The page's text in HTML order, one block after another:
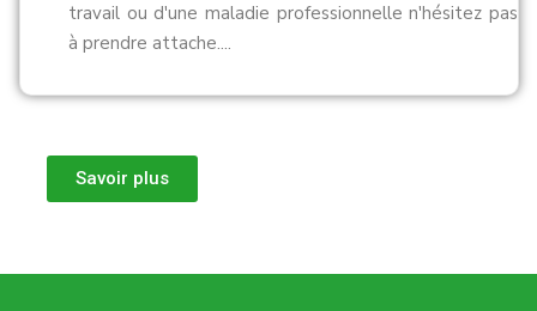
travail ou d'une maladie professionnelle n'hésitez pas
à prendre attache....
Savoir plus